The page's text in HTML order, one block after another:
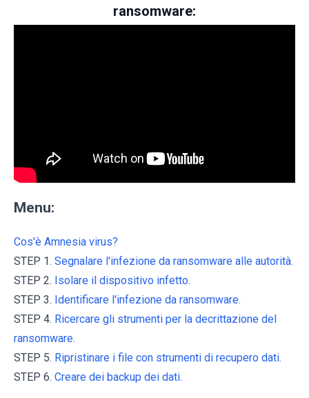
ransomware:
Menu:
Cos'è Amnesia virus?
STEP 1. Segnalare l'infezione da ransomware alle autorità.
STEP 2. Isolare il dispositivo infetto.
STEP 3. Identificare l'infezione da ransomware.
STEP 4. Ricercare gli strumenti per la decrittazione del
ransomware.
STEP 5. Ripristinare i file con strumenti di recupero dati.
STEP 6. Creare dei backup dei dati.